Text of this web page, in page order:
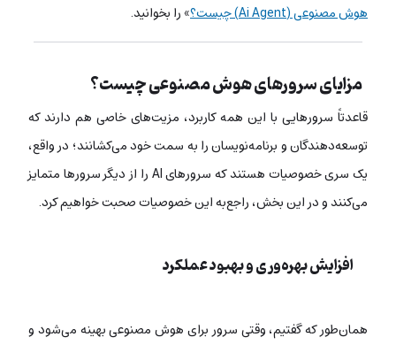
هوش مصنوعی (Ai Agent) چیست؟
» را بخوانید.
مزایای سرورهای هوش مصنوعی چیست؟
قاعدتاً سرورهایی با این همه کاربرد، مزیت‌های خاصی هم دارند که
توسعه‌دهندگان و برنامه‌نویسان را به سمت خود می‌کشانند؛ در واقع،
یک سری خصوصیات هستند که سرورهای AI را از دیگر سرورها متمایز
می‌کنند و در این بخش، راجع‌به این خصوصیات صحبت خواهیم کرد.
افزایش بهره‌وری و بهبود عملکرد
همان‌طور که گفتیم، وقتی سرور برای هوش مصنوعی بهینه می‌شود و